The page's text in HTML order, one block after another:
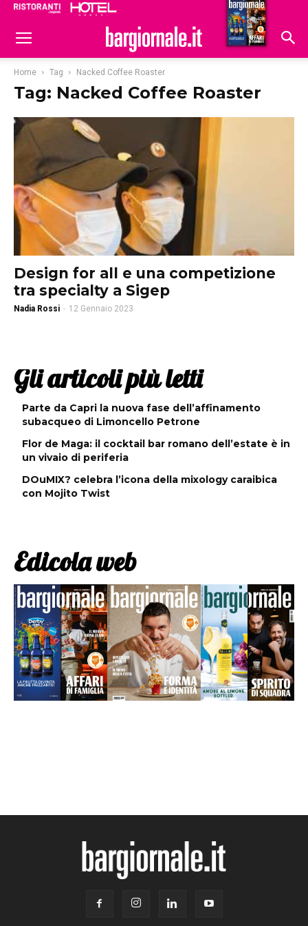
Hoteldomani
Home Tag Nacked Coffee Roaster
Tag: Nacked Coffee Roaster
Design for all e una competizione
tra specialty a Sigep
Nadia Rossi - 12 Gennaio 2023
Gli articoli più letti
Parte da Capri la nuova fase dell’affinamento
subacqueo di Limoncello Petrone
Flor de Maga: il cocktail bar romano dell’estate è in
un vivaio di periferia
DOuMIX? celebra l’icona della mixology caraibica
con Mojito Twist
Edicola web